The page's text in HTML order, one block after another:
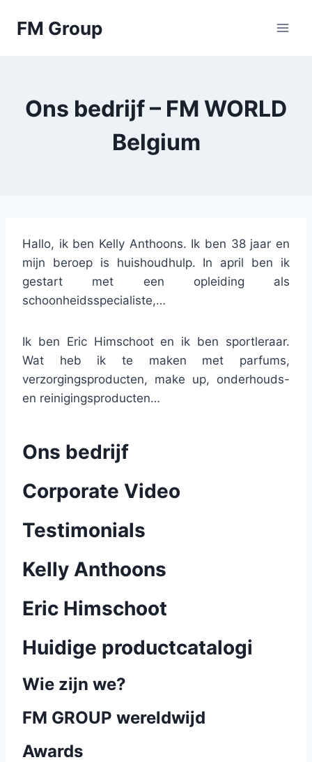
FM Group
Ons bedrijf – FM WORLD
Belgium
Hallo, ik ben Kelly Anthoons. Ik ben 38 jaar en
mijn beroep is huishoudhulp. In april ben ik
gestart met een opleiding als
schoonheidsspecialiste,…
Ik ben Eric Himschoot en ik ben sportleraar.
Wat heb ik te maken met parfums,
verzorgingsproducten, make up, onderhouds-
en reinigingsproducten…
Ons bedrijf
Corporate Video
Testimonials
Kelly Anthoons
Eric Himschoot
Huidige productcatalogi
Wie zijn we?
FM GROUP wereldwijd
Awards